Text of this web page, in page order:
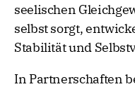
seelischen
selbst sorgt,
Stabilität und
In Partnerschaften